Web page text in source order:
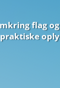
flag